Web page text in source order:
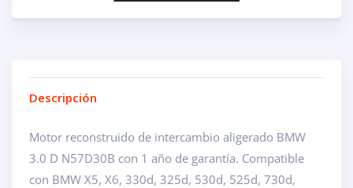
Descripción
Motor reconstruido de intercambio aligerado BMW
3.0 D N57D30B con 1 año de garantía. Compatible
con BMW X5, X6, 330d, 325d, 530d, 525d, 730d,